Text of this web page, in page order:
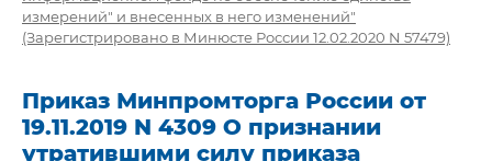
измерений" и внесенных в него изменений"
(Зарегистрировано в Минюсте России 12.02.2020 N 57479)
Приказ Минпромторга России от
19.11.2019 N 4309 О признании
утратившими силу приказа